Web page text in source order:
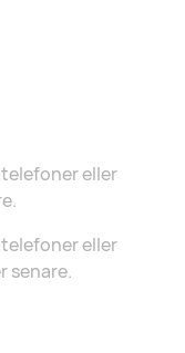
telefoner eller
telefoner eller
senare.